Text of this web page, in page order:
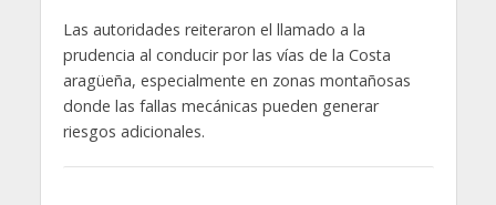
Las autoridades reiteraron el llamado a la
prudencia al conducir por las vías de la Costa
aragüeña, especialmente en zonas montañosas
donde las fallas mecánicas pueden generar
riesgos adicionales.